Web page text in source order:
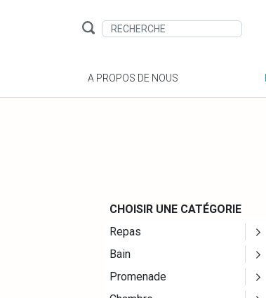
A PROPOS DE NOUS
CHOISIR UNE CATÉGORIE
Repas
Bain
Promenade